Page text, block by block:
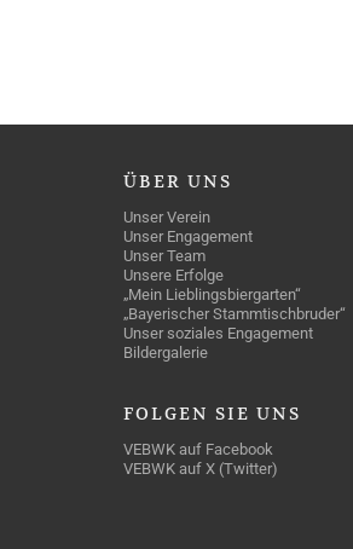
ÜBER UNS
Unser Verein
Unser Engagement
Unser Team
Unsere Erfolge
„Mein Lieblingsbiergarten“
„Bayerischer Stammtischbruder“
Unser soziales Engagement
Bildergalerie
FOLGEN SIE UNS
VEBWK auf Facebook
VEBWK auf X (Twitter)